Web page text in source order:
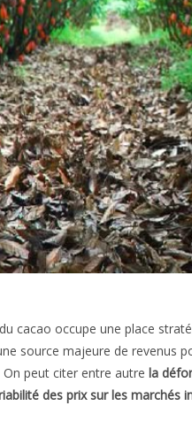
cacao occupe une place
source majeure de revenus
On peut citer entre autre la
des prix sur les marchés